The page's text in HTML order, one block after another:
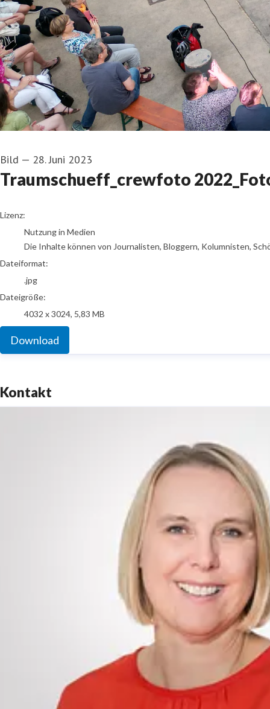
Bild — 28. Juni 2023
Traumschueff_crewfoto
go to media item
Lizenz:
Nutzung in Medien
Die Inhalte können von Journalisten, Bloggern, Kolumnisten,
Dateiformat:
.jpg
Dateigröße:
4032 x 3024, 5,83 MB
Download
Kontakt